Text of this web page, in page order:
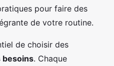
pour faire des
de votre routine.
de choisir des
besoins. Chaque